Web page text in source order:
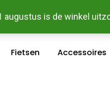
augustus is de winkel
Makkelijk Online -
Fietsen Accessoires